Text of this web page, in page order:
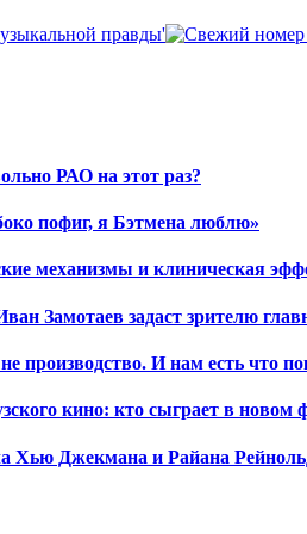
РАО на этот раз?
пофиг, я Бэтмена люблю»
механизмы и клиническая
Замотаев задаст зрителю
производство. И нам есть что
кино: кто сыграет в новом
Хью Джекмана и Райана